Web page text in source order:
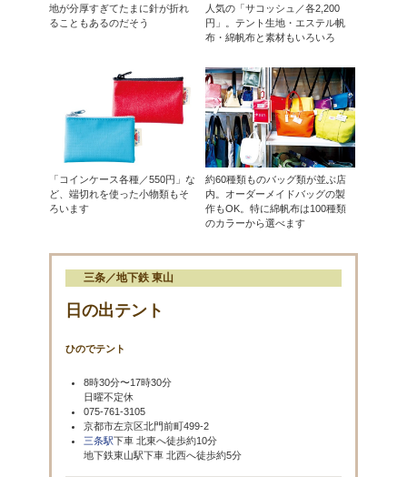
地が分厚すぎてたまに針が折れ
ることもあるのだそう
人気の「サコッシュ／各2,200
円」。テント生地・エステル帆
布・綿帆布と素材もいろいろ
「コインケース各種／550円」な
ど、端切れを使った小物類もそ
ろいます
約60種類ものバッグ類が並ぶ店
内。オーダーメイドバッグの製
作もOK。特に綿帆布は100種類
のカラーから選べます
三条／地下鉄 東山
日の出テント
ひのでテント
8時30分〜17時30分
日曜不定休
075-761-3105
京都市左京区北門前町499-2
三条駅下車 北東へ徒歩約10分
地下鉄東山駅下車 北西へ徒歩約5分